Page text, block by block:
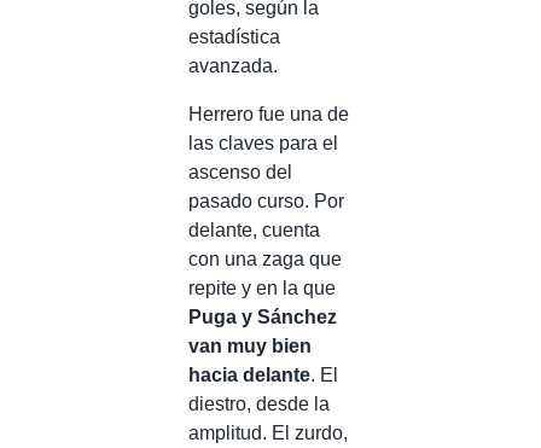
goles, según la
estadística
avanzada.
Herrero fue una de
las claves para el
ascenso del
pasado curso. Por
delante, cuenta
con una zaga que
repite y en la que
Puga y Sánchez
van muy bien
hacia delante. El
diestro, desde la
amplitud. El zurdo,